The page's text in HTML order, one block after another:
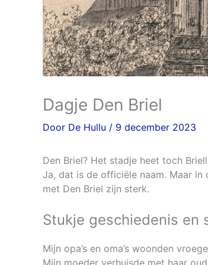
Dagje Den Briel
Door De Hullu / 9 december 2023
Den Briel? Het stadje heet toch
Ja, dat is de officiële naam. Maar
met Den Briel zijn sterk.
Stukje geschiedenis en
Mijn opa’s en oma’s woonden